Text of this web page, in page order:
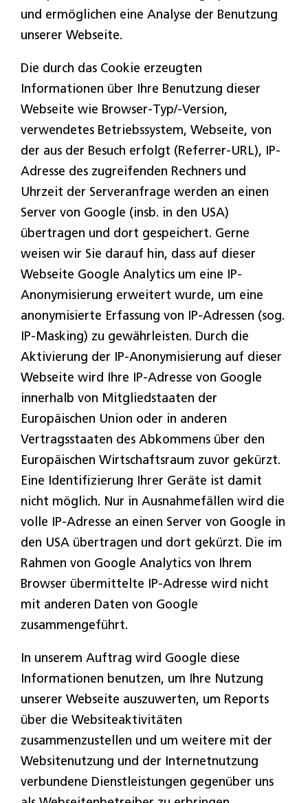
und ermöglichen eine Analyse der Benutzung
unserer Webseite.
Die durch das Cookie erzeugten
Informationen über Ihre Benutzung dieser
Webseite wie Browser-Typ/-Version,
verwendetes Betriebssystem, Webseite, von
der aus der Besuch erfolgt (Referrer-URL), IP-
Adresse des zugreifenden Rechners und
Uhrzeit der Serveranfrage werden an einen
Server von Google (insb. in den USA)
übertragen und dort gespeichert. Gerne
weisen wir Sie darauf hin, dass auf dieser
Webseite Google Analytics um eine IP-
Anonymisierung erweitert wurde, um eine
anonymisierte Erfassung von IP-Adressen (sog.
IP-Masking) zu gewährleisten. Durch die
Aktivierung der IP-Anonymisierung auf dieser
Webseite wird Ihre IP-Adresse von Google
innerhalb von Mitgliedstaaten der
Europäischen Union oder in anderen
Vertragsstaaten des Abkommens über den
Europäischen Wirtschaftsraum zuvor gekürzt.
Eine Identifizierung Ihrer Geräte ist damit
nicht möglich. Nur in Ausnahmefällen wird die
volle IP-Adresse an einen Server von Google in
den USA übertragen und dort gekürzt. Die im
Rahmen von Google Analytics von Ihrem
Browser übermittelte IP-Adresse wird nicht
mit anderen Daten von Google
zusammengeführt.
In unserem Auftrag wird Google diese
Informationen benutzen, um Ihre Nutzung
unserer Webseite auszuwerten, um Reports
über die Websiteaktivitäten
zusammenzustellen und um weitere mit der
Websitenutzung und der Internetnutzung
verbundene Dienstleistungen gegenüber uns